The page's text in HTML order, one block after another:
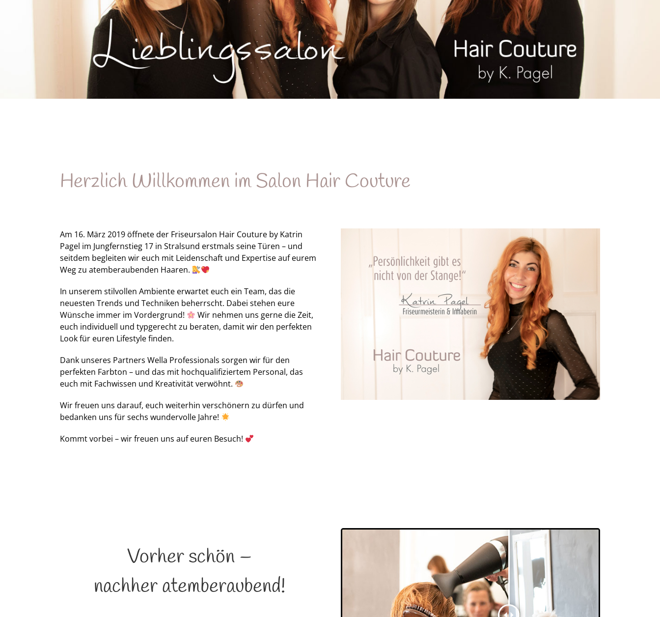
Herzlich Willkommen im Salon Hair Couture
Am 16. März 2019 öffnete der Friseursalon Hair Couture by Katrin
Pagel im Jungfernstieg 17 in Stralsund erstmals seine Türen – und
seitdem begleiten wir euch mit Leidenschaft und Expertise auf eurem
Weg zu atemberaubenden Haaren.
In unserem stilvollen Ambiente erwartet euch ein Team, das die
neuesten Trends und Techniken beherrscht. Dabei stehen eure
Wünsche immer im Vordergrund!
Wir nehmen uns gerne die Zeit,
euch individuell und typgerecht zu beraten, damit wir den perfekten
Look für euren Lifestyle finden.
Dank unseres Partners Wella Professionals sorgen wir für den
perfekten Farbton – und das mit hochqualifiziertem Personal, das
euch mit Fachwissen und Kreativität verwöhnt.
Wir freuen uns darauf, euch weiterhin verschönern zu dürfen und
bedanken uns für sechs wundervolle Jahre!
Kommt vorbei – wir freuen uns auf euren Besuch!
Vorher schön –
nachher atemberaubend!